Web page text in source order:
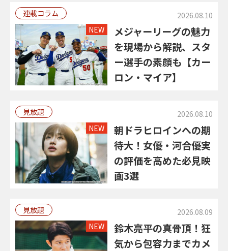
連載コラム 2026.08.10
NEW
メジャーリーグの魅力
を現場から解説、スタ
ー選手の素顔も【カー
ロン・マイア】
見放題 2026.08.10
NEW
朝ドラヒロインへの期
待大！女優・河合優実
の評価を高めた必見映
画3選
見放題 2026.08.09
NEW
鈴木亮平の真骨頂！狂
気から包容力までカメ